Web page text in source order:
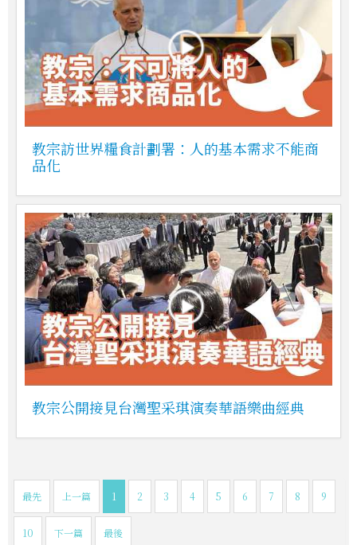
教宗訪世界糧食計劃署：人的基本需求不能商
品化
教宗公開接見台灣聖采琪演奏華語樂曲經典
最先 上一篇 1 2 3 4 5 6 7 8 9
10 下一篇 最後